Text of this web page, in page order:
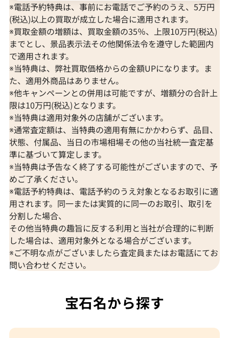
※電話予約特典は、事前にお電話でご予約のうえ、5万円
(税込)以上の買取が成立した場合に適用されます。
※買取金額の増額は、買取金額の35％、上限10万円(税込)
までとし、景品表示法その他関係法令を遵守した範囲内
で適用されます。
※当特典は、弊社買取価格からの金額UPになります。ま
た、適用外商品はありません。
※他キャンペーンとの併用は可能ですが、増額分の合計上
限は10万円(税込)となります。
※当特典は適用対象外の店舗がございます。
※通常査定額は、当特典の適用有無にかかわらず、品目、
状態、付属品、当日の市場相場その他の当社統一査定基
準に基づいて算定します。
※当特典は予告なく終了する可能性がございますので、予
めご了承ください。
※電話予約特典は、電話予約のうえ対象となるお取引に適
用されます。同一または実質的に同一のお取引、取引を
分割した場合、
その他当特典の趣旨に反する利用と当社が合理的に判断
した場合は、適用対象外となる場合がございます。
※ご不明な点がございましたら査定員またはお電話にてお
問い合わせください。
宝石名から探す